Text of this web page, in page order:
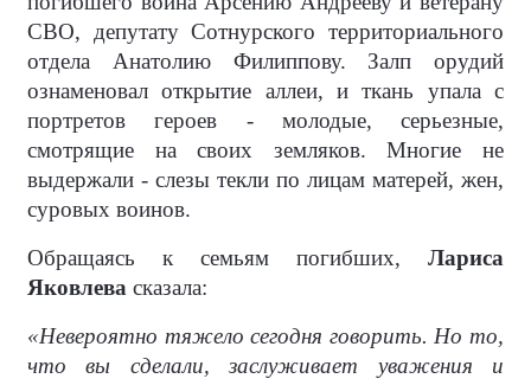
СВО, депутату Сотнурского территориального
отдела Анатолию Филиппову. Залп орудий
ознаменовал открытие аллеи, и ткань упала с
портретов героев - молодые, серьезные,
смотрящие на своих земляков. Многие не
выдержали - слезы текли по лицам матерей, жен,
суровых воинов.
Обращаясь к семьям погибших, Лариса
Яковлева сказала:
«Невероятно тяжело сегодня говорить. Но то,
что вы сделали, заслуживает уважения и